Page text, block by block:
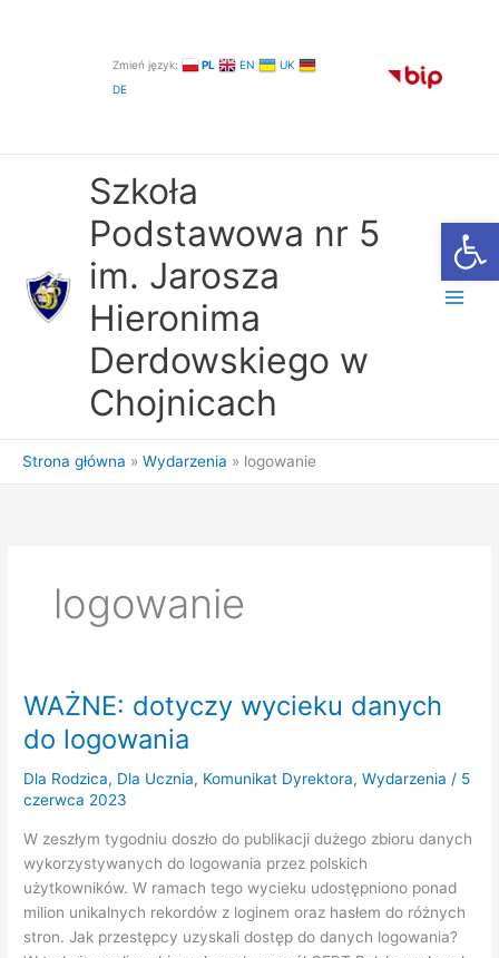
Zmień język: PL EN
UK
DE
Szkoła
Podstawowa nr 5
im. Jarosza
Hieronima
Derdowskiego w
Chojnicach
Strona główna Wydarzenia logowanie
logowanie
WAŻNE: dotyczy wycieku danych
do logowania
Dla Rodzica, Dla Ucznia, Komunikat Dyrektora,Wydarzenia / 5
czerwca 2023
W zeszłym tygodniu doszło do publikacji dużego zbioru danych
wykorzystywanych do logowania przez polskich
użytkowników. W ramach tego wycieku udostępniono ponad
milion unikalnych rekordów z loginem oraz hasłem do różnych
stron. Jak przestępcy uzyskali dostęp do danych logowania?